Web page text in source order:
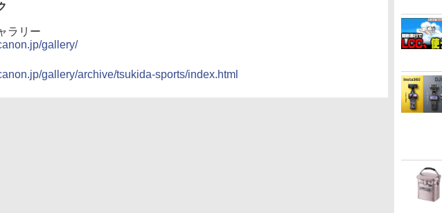
ラリー
gallery/
gallery/archive/tsukida-sports/index.html